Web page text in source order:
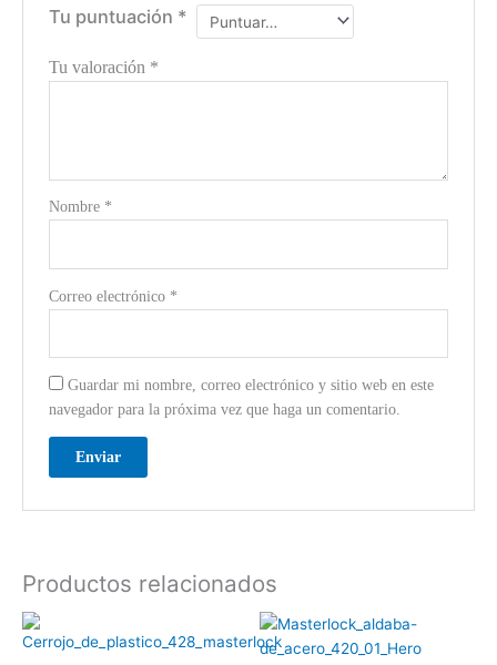
Tu puntuación *
Tu valoración *
Nombre *
Correo electrónico *
Guardar mi nombre, correo electrónico y sitio web en este
navegador para la próxima vez que haga un comentario.
Productos relacionados